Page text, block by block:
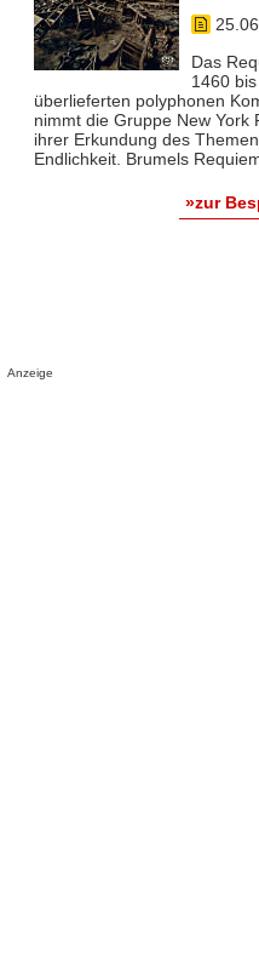
Das
1460
überlieferten polyphonen
nimmt die Gruppe New York
ihrer Erkundung des
Endlichkeit. Brumels
»zur
Anzeige